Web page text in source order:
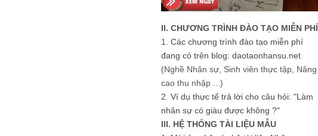
II. CHƯƠNG TRÌNH ĐÀO TẠO MIỄN PHÍ
1. Các chương trình đào tạo miễn phí
đang có trên blog: daotaonhansu.net
(Nghề Nhân sự, Sinh viên thực tập, Nâng
cao thu nhập ...)
2. Ví dụ thực tế trả lời cho câu hỏi: "Làm
nhân sự có giàu được không ?"
III. HỆ THỐNG TÀI LIỆU MẪU